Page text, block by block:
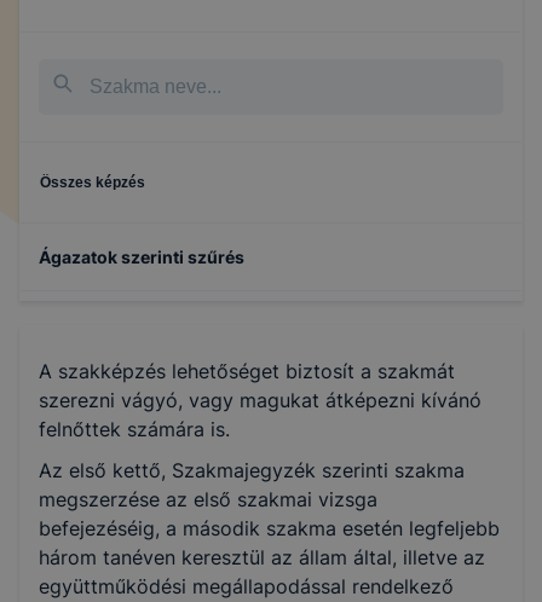
Összes képzés
Ágazatok szerinti szűrés
A szakképzés lehetőséget biztosít a szakmát
szerezni vágyó, vagy magukat átképezni kívánó
felnőttek számára is.
Az első kettő, Szakmajegyzék szerinti szakma
megszerzése az első szakmai vizsga
befejezéséig, a második szakma esetén legfeljebb
három tanéven keresztül az állam által, illetve az
együttműködési megállapodással rendelkező